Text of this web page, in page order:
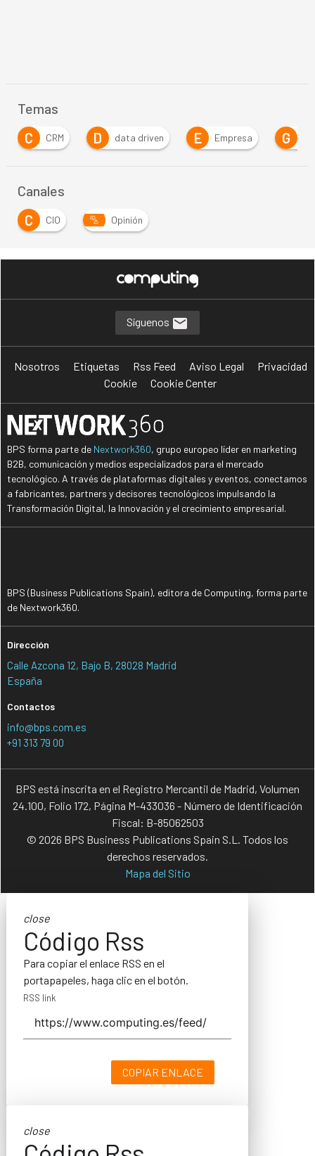
Temas
D
data driven E Empresa G Gobernanza
Canales
C
CIO Opinión
Síguenos
Nosotros Etiquetas Rss Feed Aviso Legal
Privacidad
Cookie
Cookie Center
BPS forma parte de Nextwork360, grupo europeo líder en marketing
B2B, comunicación y medios especializados para el mercado
tecnológico. A través de plataformas digitales y eventos, conectamos
a fabricantes, partners y decisores tecnológicos impulsando la
Transformación Digital, la Innovación y el crecimiento empresarial.
BPS (Business Publications Spain), editora de Computing, forma parte
de Nextwork360.
Dirección
Calle Azcona 12, Bajo B, 28028 Madrid
España
Contactos
info@bps.com.es
+91 313 79 00
BPS está inscrita en el Registro Mercantil de Madrid, Volumen
24.100, Folio 172, Página M-433036 - Número de Identificación
Fiscal: B-85062503
© 2026 BPS Business Publications Spain S.L. Todos los
derechos reservados.
Mapa del Sitio
close
Código Rss
Para copiar el enlace RSS en el
portapapeles, haga clic en el botón.
RSS link
COPIAR ENLACE
close